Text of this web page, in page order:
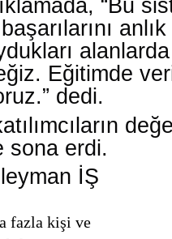
“Bu
Eğitimde
dedi.
sona erdi.
İŞ